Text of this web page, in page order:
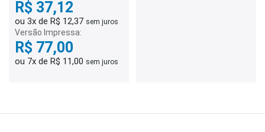
R$ 37,12
ou 3x de R$ 12,37 sem juros
Versão Impressa:
R$ 77,00
ou 7x de R$ 11,00 sem juros